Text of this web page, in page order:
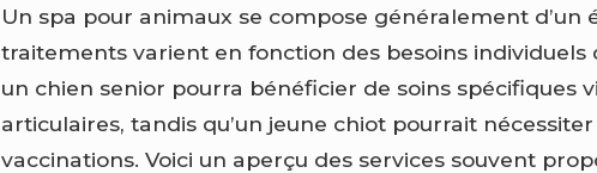
Un spa pour animaux se compose généralement d’un
traitements varient en fonction des besoins individuels
un chien senior pourra bénéficier de soins spécifiques
articulaires, tandis qu’un jeune chiot pourrait
vaccinations. Voici un aperçu des services souvent